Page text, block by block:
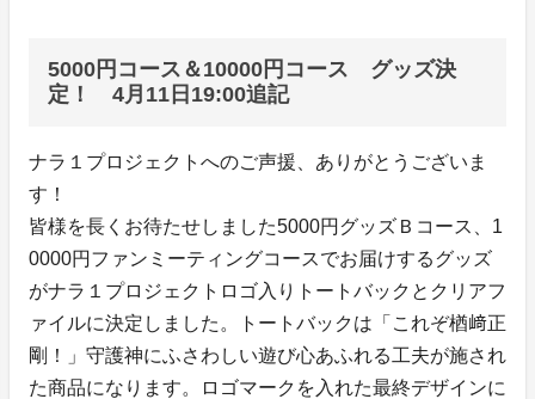
5000円コース＆10000円コース グッズ決
定！ 4月11日19:00追記
ナラ１プロジェクトへのご声援、ありがとうございま
す！
皆様を長くお待たせしました5000円グッズＢコース、1
0000円ファンミーティングコースでお届けするグッズ
がナラ１プロジェクトロゴ入りトートバックとクリアフ
ァイルに決定しました。トートバックは「これぞ楢﨑正
剛！」守護神にふさわしい遊び心あふれる工夫が施され
た商品になります。ロゴマークを入れた最終デザインに